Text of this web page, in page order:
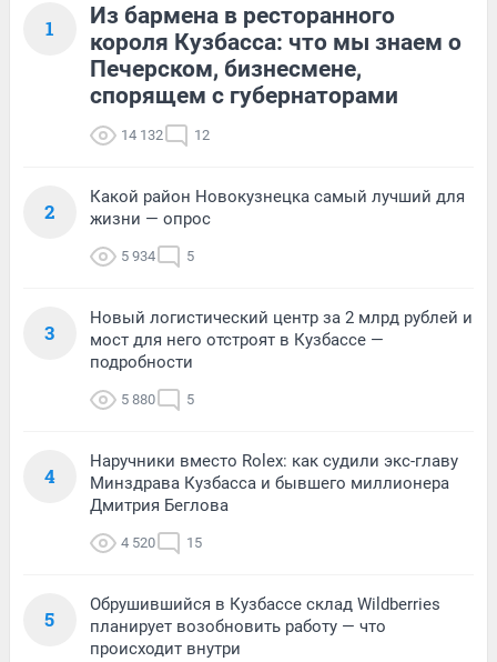
1
Из бармена в ресторанного
короля Кузбасса: что мы знаем о
Печерском, бизнесмене,
спорящем с губернаторами
14 132 12
2
Какой район Новокузнецка самый лучший для
жизни — опрос
5 934 5
3
Новый логистический центр за 2 млрд рублей и
мост для него отстроят в Кузбассе —
подробности
5 880 5
4
Наручники вместо Rolex: как судили экс-главу
Минздрава Кузбасса и бывшего миллионера
Дмитрия Беглова
4 520 15
5
Обрушившийся в Кузбассе склад Wildberries
планирует возобновить работу — что
происходит внутри